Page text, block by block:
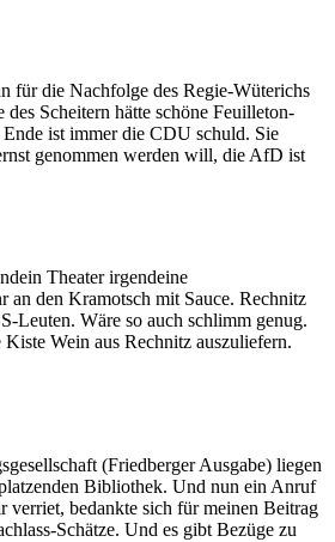
für die Nachfolge des Regie-Wüterichs
Scheitern hätte schöne Feuilleton-
ist immer die CDU schuld. Sie
genommen werden will, die AfD ist
Theater irgendeine
an den Kramotsch mit Sauce. Rechnitz
Leuten. Wäre so auch schlimm genug.
Wein aus Rechnitz auszuliefern.
(Friedberger Ausgabe) liegen
Bibliothek. Und nun ein Anruf
verriet, bedankte sich für meinen Beitrag
Schätze. Und es gibt Bezüge zu